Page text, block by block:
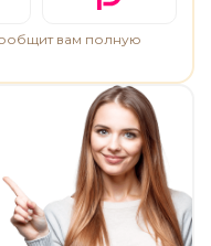
вам полную